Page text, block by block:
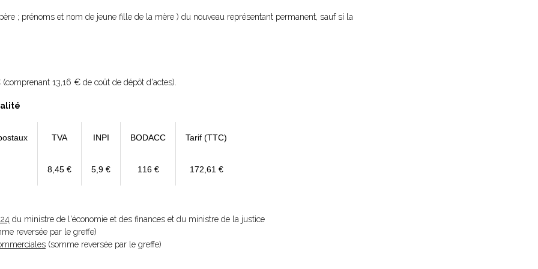
; prénoms et nom de jeune fille de la mère ) du nouveau représentant permanent, sauf si la
(comprenant 13,16 € de coût de dépôt d'actes).
TVA INPI BODACC Tarif (TTC)
8,45 € 5,9 € 116 € 172,61 €
du ministre de l'économie et des finances et du ministre de la justice
reversée par le greffe)
(somme reversée par le greffe)